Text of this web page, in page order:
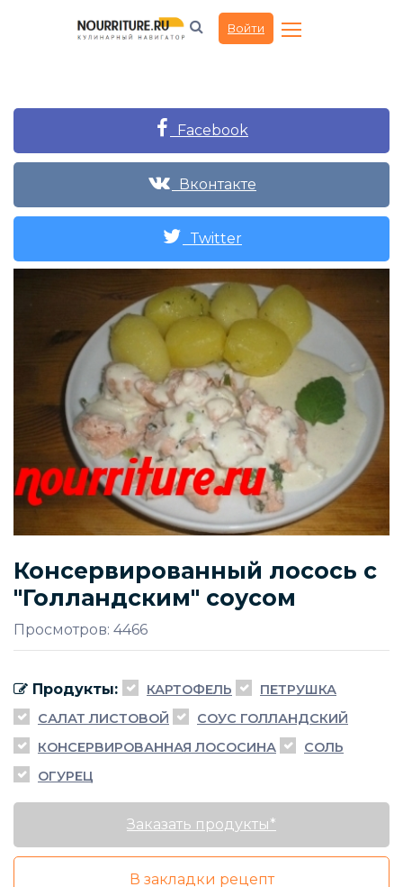
Войти
Facebook
Вконтакте
Twitter
Консервированный лосось с
"Голландским" соусом
Просмотров: 4466
Продукты: КАРТОФЕЛЬ
ПЕТРУШКА
САЛАТ ЛИСТОВОЙ
СОУС ГОЛЛАНДСКИЙ
КОНСЕРВИРОВАННАЯ ЛОСОСИНА
СОЛЬ
ОГУРЕЦ
Заказать продукты*
В закладки рецепт